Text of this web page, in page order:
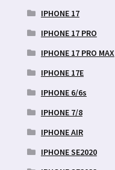
IPHONE 17
IPHONE 17 PRO
IPHONE 17 PRO MAX
IPHONE 17E
IPHONE 6/6s
IPHONE 7/8
IPHONE AIR
IPHONE SE2020